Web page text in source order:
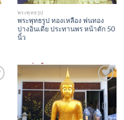
พระพุทธรูป
พระพุทธรูป ทองเหลือง พ่นทอง
ปางอินเดีย ประทานพร หน้าตัก 50
นิ้ว
Add to
Wishlist